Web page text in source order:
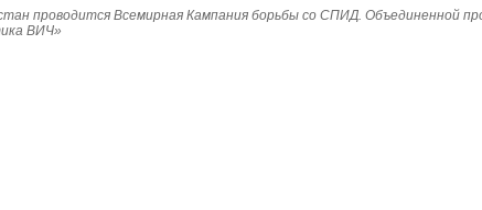
проводится Всемирная Кампания борьбы со СПИД. Объединенной
ВИЧ»